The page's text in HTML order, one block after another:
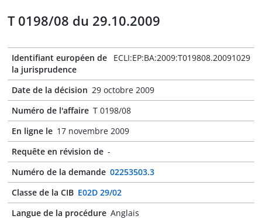
T 0198/08 du 29.10.2009
Identifiant européen de
la jurisprudence
ECLI:EP:BA:2009:T019808.20091029
Date de la décision 29 octobre 2009
Numéro de l'affaire T 0198/08
En ligne le 17 novembre 2009
Requête en révision de -
Numéro de la demande 02253503.3
Classe de la CIB E02D 29/02
Langue de la procédure Anglais